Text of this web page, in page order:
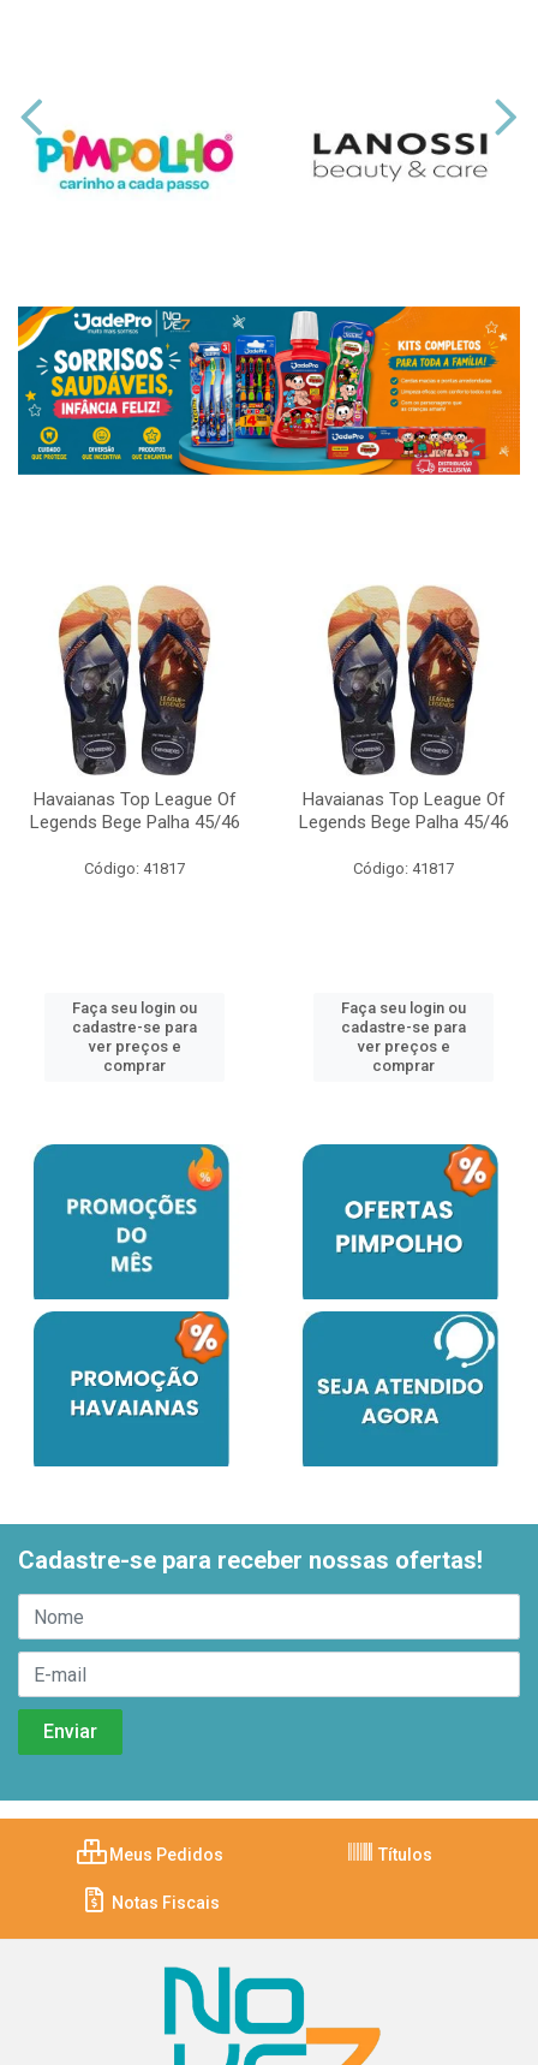
Havaianas Top League Of
Legends Bege Palha 45/46
Código: 41817
Faça seu login ou
cadastre-se para
ver preços e
comprar
Havaianas Top League Of
Legends Bege Palha 45/46
Código: 41817
Faça seu login ou
cadastre-se para
ver preços e
comprar
Cadastre-se para receber nossas ofertas!
Meus Pedidos Títulos
Notas Fiscais